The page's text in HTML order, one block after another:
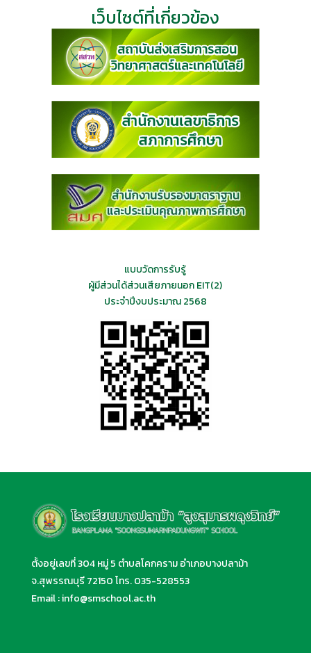
เว็บไซต์ที่เกี่ยวข้อง
แบบวัดการรับรู้
ผู้มีส่วนได้ส่วนเสียภายนอก EIT(2)
ประจำปีงบประมาณ 2568
ตั้งอยู่เลขที่ 304 หมู่ 5 ตำบลโคกคราม อำเภอบางปลาม้า
จ.สุพรรณบุรี 72150 โทร.035-528553
Email :info@smschool.ac.th